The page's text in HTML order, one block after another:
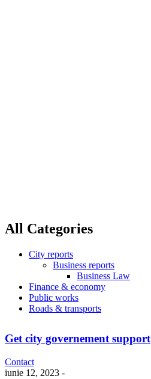
All Categories
City reports
Business reports
Business Law
Finance & economy
Public works
Roads & transports
Get city governement support
Contact
iunie 12, 2023 -